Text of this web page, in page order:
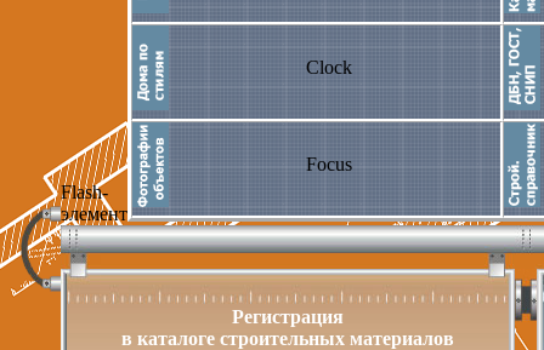
Flash-
элемент
Clock
Focus
Регистрация
в каталоге строительных материалов